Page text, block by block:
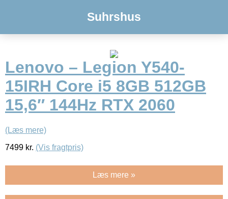
Suhrshus
Lenovo – Legion Y540-
15IRH Core i5 8GB 512GB
15,6″ 144Hz RTX 2060
(Læs mere)
7499 kr. (Vis fragtpris)
Læs mere »